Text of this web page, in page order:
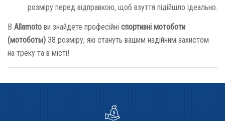
розміру перед відправкою, щоб взуття підійшло ідеально.
В Allamoto ви знайдете професійні спортивні мотоботи
(мотоботы) 38 розміру, які стануть вашим надійним захистом
на треку та в місті!